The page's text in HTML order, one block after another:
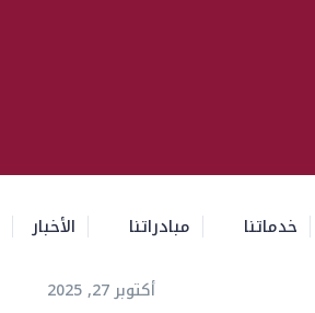
خدماتنا مبادراتنا الأخبار
أكتوبر 27, 2025